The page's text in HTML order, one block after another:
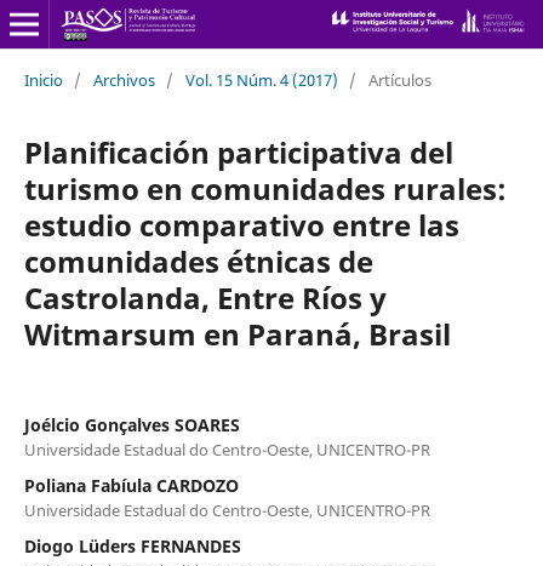
Inicio / Archivos / Vol. 15 Núm. 4 (2017) / Artículos
Planificación participativa del
turismo en comunidades rurales:
estudio comparativo entre las
comunidades étnicas de
Castrolanda, Entre Ríos y
Witmarsum en Paraná, Brasil
Joélcio Gonçalves SOARES
Universidade Estadual do Centro-Oeste, UNICENTRO-PR
Poliana Fabíula CARDOZO
Universidade Estadual do Centro-Oeste, UNICENTRO-PR
Diogo Lüders FERNANDES